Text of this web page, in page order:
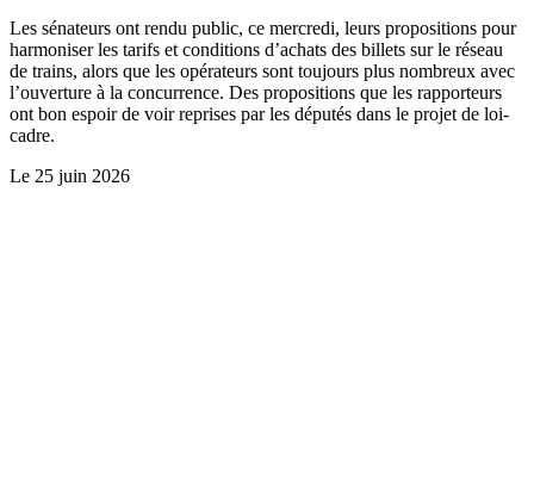
Les sénateurs ont rendu public, ce mercredi, leurs propositions pour
harmoniser les tarifs et conditions d’achats des billets sur le réseau
de trains, alors que les opérateurs sont toujours plus nombreux avec
l’ouverture à la concurrence. Des propositions que les rapporteurs
ont bon espoir de voir reprises par les députés dans le projet de loi-
cadre.
Le 25 juin 2026